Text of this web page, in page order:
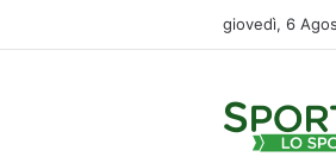
giovedì, 6